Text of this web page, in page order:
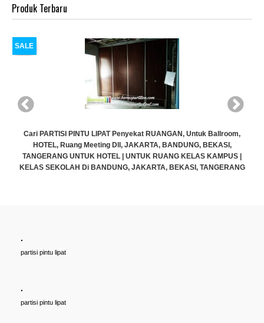
Produk Terbaru
|
HOTEL, Ruang Meeting Dll, JAKARTA, BANDUNG, BEKASI,
.
partisi pintu lipat
.
partisi pintu lipat